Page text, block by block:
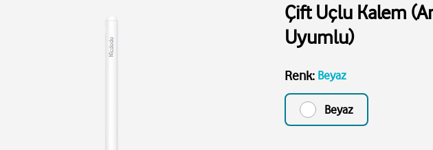
Çift Uçlu Kalem
Uyumlu)
Renk: Beyaz
Beyaz